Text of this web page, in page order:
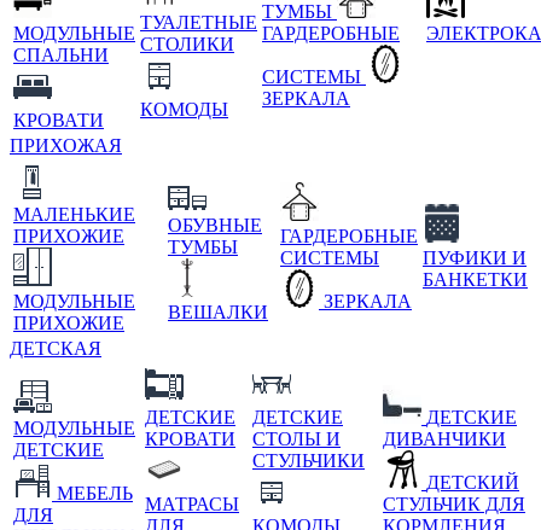
МОДУЛЬНЫЕ
СПАЛЬНИ
КРОВАТИ
ТУАЛЕТНЫЕ
СТОЛИКИ
КОМОДЫ
ТУМБЫ
ГАРДЕРОБНЫЕ
СИСТЕМЫ
ЗЕРКАЛА
ПРИХОЖАЯ
МАЛЕНЬКИЕ
ПРИХОЖИЕ
МОДУЛЬНЫЕ
ПРИХОЖИЕ
ОБУВНЫЕ
ТУМБЫ
ВЕШАЛКИ
ГАРДЕРОБНЫЕ
СИСТЕМЫ
ЗЕРКАЛА
ПУФИКИ И
БАНКЕТКИ
ДЕТСКАЯ
МОДУЛЬНЫЕ
ДЕТСКИЕ
МЕБЕЛЬ
ДЛЯ
ДЕТСКИЕ
КРОВАТИ
МАТРАСЫ
ДЕТСКИЕ
СТОЛЫ И
СТУЛЬЧИКИ
ДЕТСКИЕ
ДИВАНЧИКИ
ДЕТСКИЙ
СТУЛЬЧИК ДЛЯ